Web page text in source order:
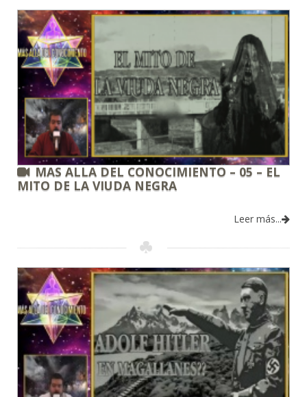
MAS ALLA DEL CONOCIMIENTO – 05 – EL
MITO DE LA VIUDA NEGRA
Leer más...